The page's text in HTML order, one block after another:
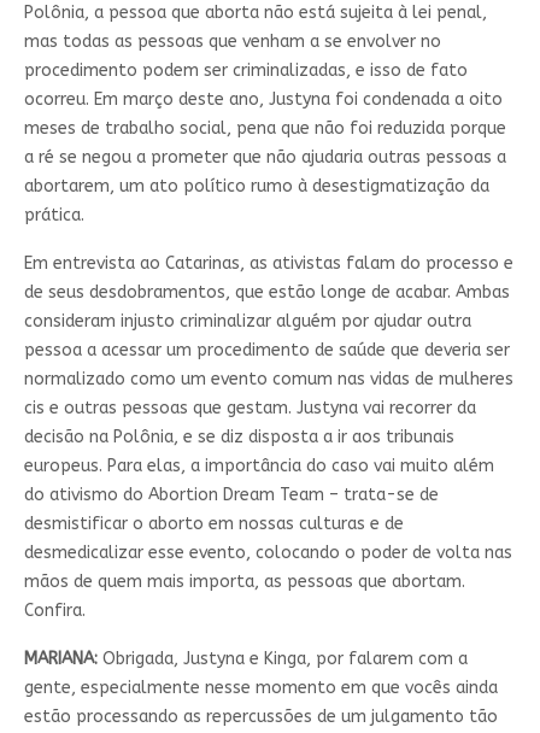
Polônia, a pessoa que aborta não está sujeita à lei penal,
mas todas as pessoas que venham a se envolver no
procedimento podem ser criminalizadas, e isso de fato
ocorreu. Em março deste ano, Justyna foi condenada a oito
meses de trabalho social, pena que não foi reduzida porque
a ré se negou a prometer que não ajudaria outras pessoas a
abortarem, um ato político rumo à desestigmatização da
prática.
Em entrevista ao Catarinas, as ativistas falam do processo e
de seus desdobramentos, que estão longe de acabar. Ambas
consideram injusto criminalizar alguém por ajudar outra
pessoa a acessar um procedimento de saúde que deveria ser
normalizado como um evento comum nas vidas de mulheres
cis e outras pessoas que gestam. Justyna vai recorrer da
decisão na Polônia, e se diz disposta a ir aos tribunais
europeus. Para elas, a importância do caso vai muito além
do ativismo do Abortion Dream Team – trata-se de
desmistificar o aborto em nossas culturas e de
desmedicalizar esse evento, colocando o poder de volta nas
mãos de quem mais importa, as pessoas que abortam.
Confira.
MARIANA: Obrigada, Justyna e Kinga, por falarem com a
gente, especialmente nesse momento em que vocês ainda
estão processando as repercussões de um julgamento tão